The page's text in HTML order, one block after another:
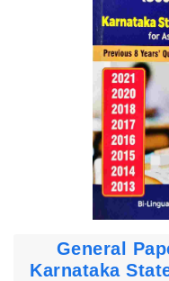
General
Karnataka